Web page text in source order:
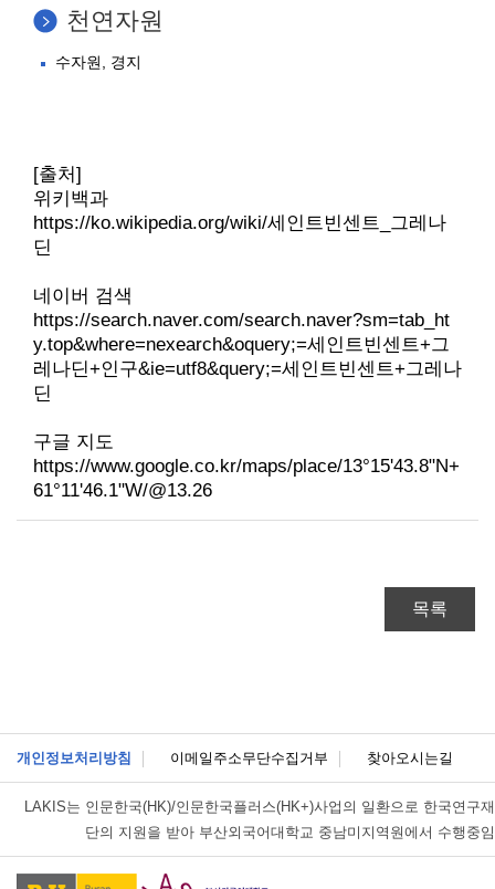
천연자원
수자원, 경지
[출처]
위키백과
https://ko.wikipedia.org/wiki/세인트빈센트_그레나
딘
네이버 검색
https://search.naver.com/search.naver?sm=tab_ht
y.top&where=nexearch&oquery;=세인트빈센트+그
레나딘+인구&ie=utf8&query;=세인트빈센트+그레나
딘
구글 지도
https://www.google.co.kr/maps/place/13°15'43.8"N+
61°11'46.1"W/@13.26
목록
개인정보처리방침 이메일주소무단수집거부 찾아오시는길
LAKIS는 인문한국(HK)/인문한국플러스(HK+)사업의 일환으로 한국연구재
단의 지원을 받아 부산외국어대학교 중남미지역원에서 수행중임